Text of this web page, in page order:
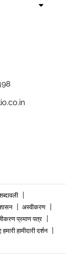
|
| अस्वीकरण |
प्रमाण पत्र |
हामीदारी दर्शन |